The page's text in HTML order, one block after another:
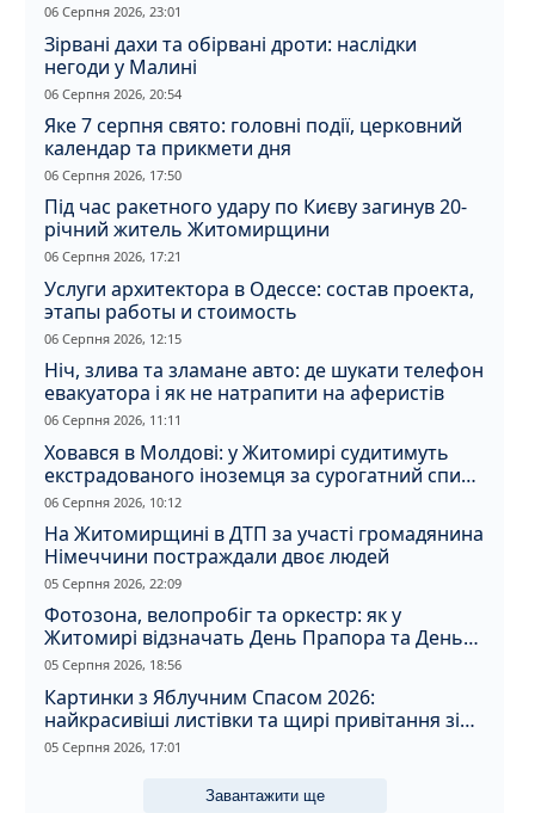
вбивство співмешканки
06 Серпня 2026, 23:01
Зірвані дахи та обірвані дроти: наслідки
негоди у Малині
06 Серпня 2026, 20:54
Яке 7 серпня свято: головні події, церковний
календар та прикмети дня
06 Серпня 2026, 17:50
Під час ракетного удару по Києву загинув 20-
річний житель Житомирщини
06 Серпня 2026, 17:21
Услуги архитектора в Одессе: состав проекта,
этапы работы и стоимость
06 Серпня 2026, 12:15
Ніч, злива та зламане авто: де шукати телефон
евакуатора і як не натрапити на аферистів
06 Серпня 2026, 11:11
Ховався в Молдові: у Житомирі судитимуть
екстрадованого іноземця за сурогатний спирт
і відмивання грошей
06 Серпня 2026, 10:12
На Житомирщині в ДТП за участі громадянина
Німеччини постраждали двоє людей
05 Серпня 2026, 22:09
Фотозона, велопробіг та оркестр: як у
Житомирі відзначать День Прапора та День
Незалежності
05 Серпня 2026, 18:56
Картинки з Яблучним Спасом 2026:
найкрасивіші листівки та щирі привітання зі
святом
05 Серпня 2026, 17:01
Завантажити ще